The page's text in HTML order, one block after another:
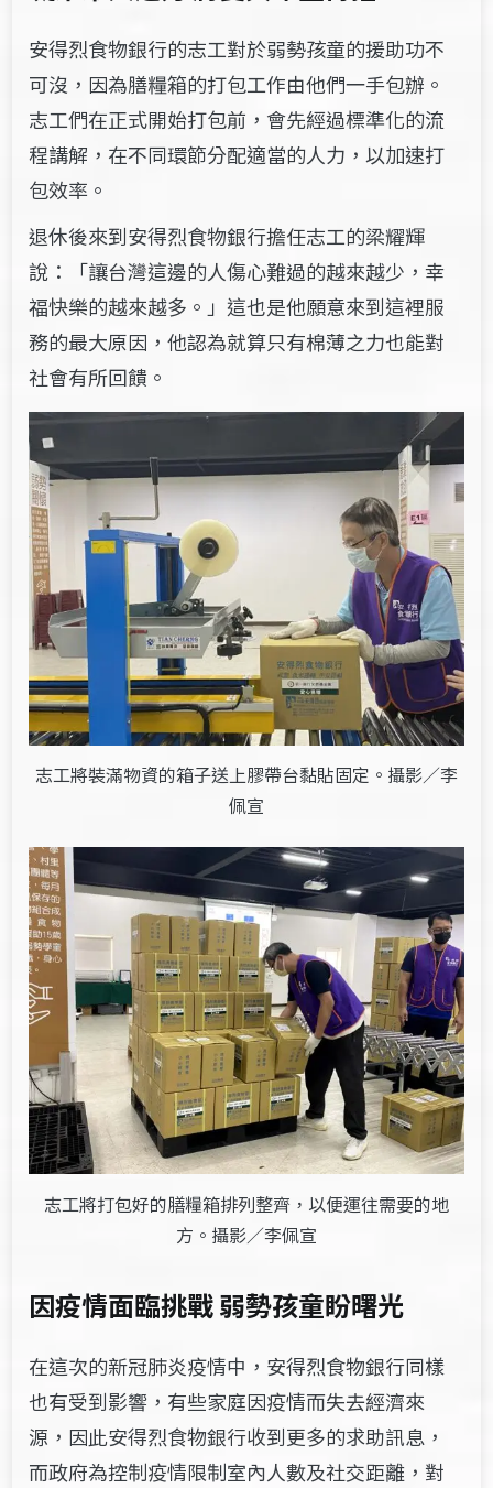
安得烈食物銀行的志工對於弱勢孩童的援助功不
可沒，因為膳糧箱的打包工作由他們一手包辦。
志工們在正式開始打包前，會先經過標準化的流
程講解，在不同環節分配適當的人力，以加速打
包效率。
退休後來到安得烈食物銀行擔任志工的梁耀輝
說：「讓台灣這邊的人傷心難過的越來越少，幸
福快樂的越來越多。」這也是他願意來到這裡服
務的最大原因，他認為就算只有棉薄之力也能對
社會有所回饋。
志工將裝滿物資的箱子送上膠帶台黏貼固定。攝影／李
佩宣
志工將打包好的膳糧箱排列整齊，以便運往需要的地
方。攝影／李佩宣
因疫情面臨挑戰 弱勢孩童盼曙光
在這次的新冠肺炎疫情中，安得烈食物銀行同樣
也有受到影響，有些家庭因疫情而失去經濟來
源，因此安得烈食物銀行收到更多的求助訊息，
而政府為控制疫情限制室內人數及社交距離，對